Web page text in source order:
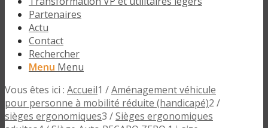
Partenaires
Actu
Contact
Rechercher
Menu Menu
Vous êtes ici : Accueil1 /Aménagement véhicule
pour personne à mobilité réduite (handicapé)2 /
sièges ergonomiques3 /Sièges ergonomiques